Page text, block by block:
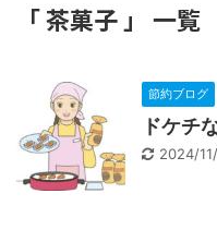
「 茶菓子 」 一覧
節約ブログ
ドケチ
2024/